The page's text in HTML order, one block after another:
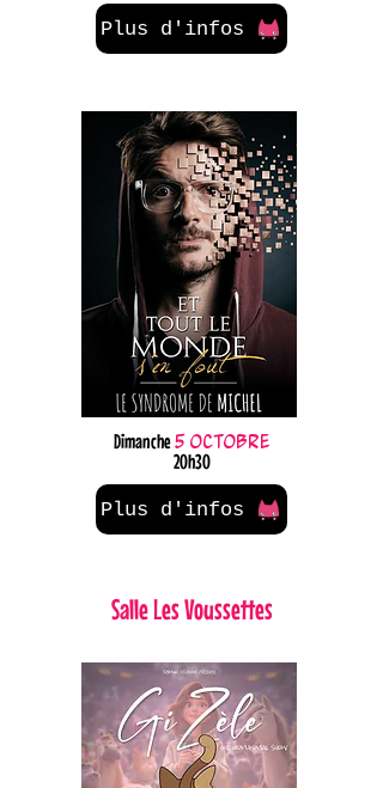
Plus d'infos
Dimanche5 octobre
20h30
Plus d'infos
Salle Les Voussettes